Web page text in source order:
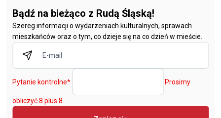
Bądź na bieżąco z Rudą Śląską!
Szereg informacji o wydarzeniach kulturalnych, sprawach
mieszkańców oraz o tym, co dzieje się na co dzień w mieście.
Pytanie kontrolne* Prosimy
obliczyć 8 plus 8.